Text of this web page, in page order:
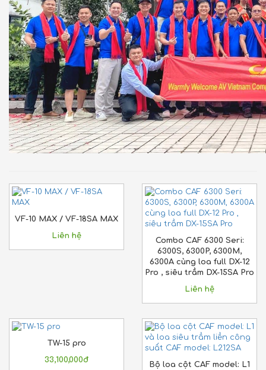
VF-10 MAX / VF-18SA MAX
Liên hệ
Combo CAF 6300 Seri:
6300S, 6300P, 6300M,
6300A cùng loa full DX-12
Pro , siêu trầm DX-15SA Pro
Liên hệ
TW-15 pro
33,100,000đ
Bộ loa cột CAF model: L1